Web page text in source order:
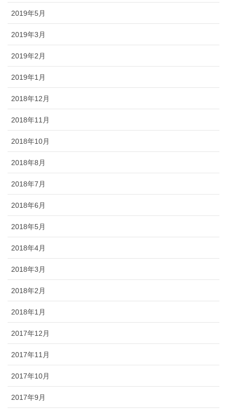
2019年5月
2019年3月
2019年2月
2019年1月
2018年12月
2018年11月
2018年10月
2018年8月
2018年7月
2018年6月
2018年5月
2018年4月
2018年3月
2018年2月
2018年1月
2017年12月
2017年11月
2017年10月
2017年9月